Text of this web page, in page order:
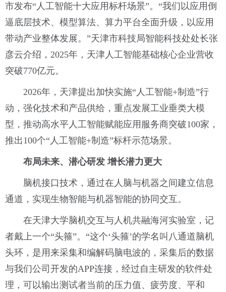
市发布“人工智能十大应用标杆场景”。“我们以应用倒
逼底层技术、模型算法、算力平台全面升级，以应用
带动产业整体发展。”天津市科技局智能科技处处长张
彦云介绍，2025年，天津人工智能基础核心企业营收
突破770亿元。
2026年，天津提出加快实施“人工智能+制造”行
动，强化技术和产品供给，重点发展工业垂类大模
型，推动高水平人工智能赋能应用服务商突破100家，
推出100个“人工智能+制造”标杆示范场景。
布局未来、潜心研发增长潜力更大
脑机接口技术，通过在人脑与机器之间建立信息
通道，实现生物智能与机器智能的协同交互。
在天津大学脑机交互与人机共融海河实验室，记
者戴上一个“头箍”。“这个‘头箍’的学名叫八通道脑机
头环，是用来采集和编解码脑电波的，采集后的数据
与我们公司开发的APP连接，经过自主研发的软件处
理，可以输出测试者当前的压力值、疲劳度、平和